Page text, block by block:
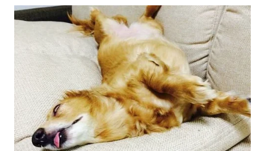
MAJALENGKA
SUBANG
WN
SUKABUMI
WN
PURWAKARTA